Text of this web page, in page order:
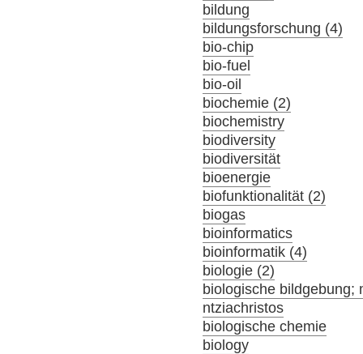
bildung
bildungsforschung (4)
bio-chip
bio-fuel
bio-oil
biochemie (2)
biochemistry
biodiversity
biodiversität
bioenergie
biofunktionalität (2)
biogas
bioinformatics
bioinformatik (4)
biologie (2)
biologische bildgebung;
ntziachristos
biologische chemie
biology